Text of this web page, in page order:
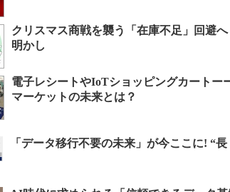
クリスマス商戦を襲う「在庫不足」回避
明かし
電子レシートやIoTショッピングカートー
マーケットの未来とは？